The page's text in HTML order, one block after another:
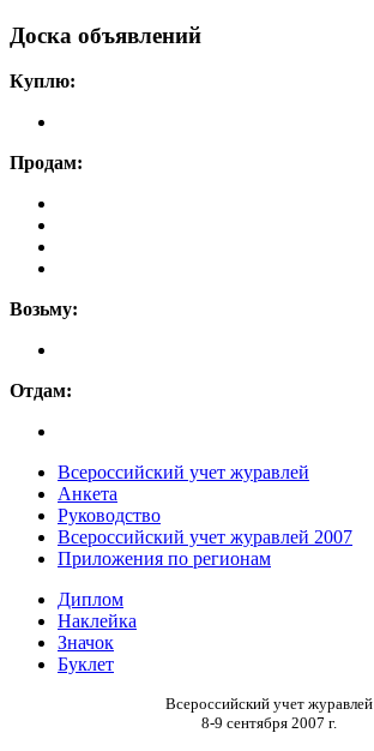
Доска объявлений
Куплю:
Продам:
Возьму:
Отдам:
Всероссийский учет журавлей
Анкета
Руководство
Всероссийский учет журавлей 2007
Приложения по регионам
Диплом
Наклейка
Значок
Буклет
Всероссийский учет журавлей
8-9 сентября 2007 г.